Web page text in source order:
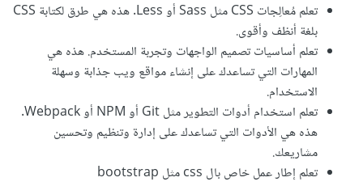
تعلم مُعالِجات CSS مثل Sass أو Less. هذه هي طرق لكتابة CSS
بلغة أنظف وأقوى.
تعلم أساسيات تصميم الواجهات وتجربة المستخدم. هذه هي
المهارات التي تساعدك على إنشاء مواقع ويب جذابة وسهلة
الاستخدام.
تعلم استخدام أدوات التطوير مثل Git أو NPM أو Webpack.
هذه هي الأدوات التي تساعدك على إدارة وتنظيم وتحسين
مشاريعك.
تعلم إطار عمل خاص بال css مثل bootstrap